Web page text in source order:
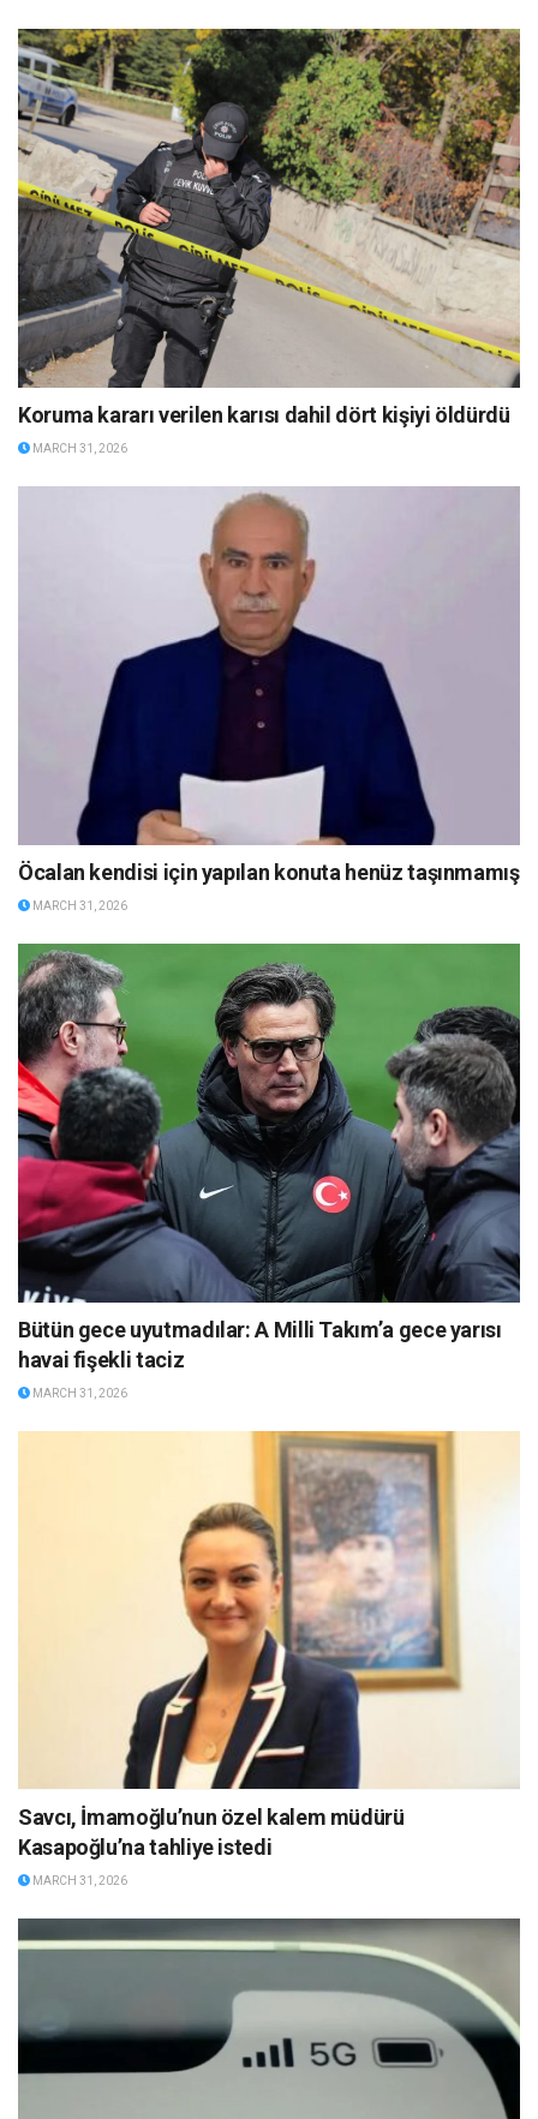
Koruma kararı verilen karısı dahil dört kişiyi öldürdü
MARCH 31, 2026
Öcalan kendisi için yapılan konuta henüz taşınmamış
MARCH 31, 2026
Bütün gece uyutmadılar: A Milli Takım’a gece yarısı
havai fişekli taciz
MARCH 31, 2026
Savcı, İmamoğlu’nun özel kalem müdürü
Kasapoğlu’na tahliye istedi
MARCH 31, 2026